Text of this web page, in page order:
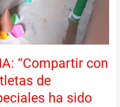
“Compartir con
de
ha sido